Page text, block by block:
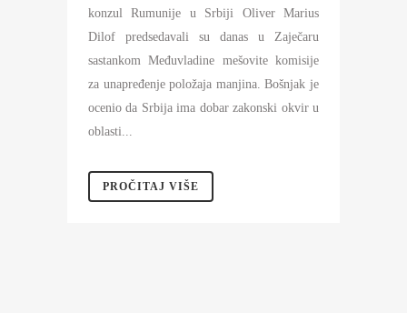
konzul Rumunije u Srbiji Oliver Marius
Dilof predsedavali su danas u Zaječaru
sastankom Međuvladine mešovite komisije
za unapređenje položaja manjina. Bošnjak je
ocenio da Srbija ima dobar zakonski okvir u
oblasti...
PROČITAJ VIŠE